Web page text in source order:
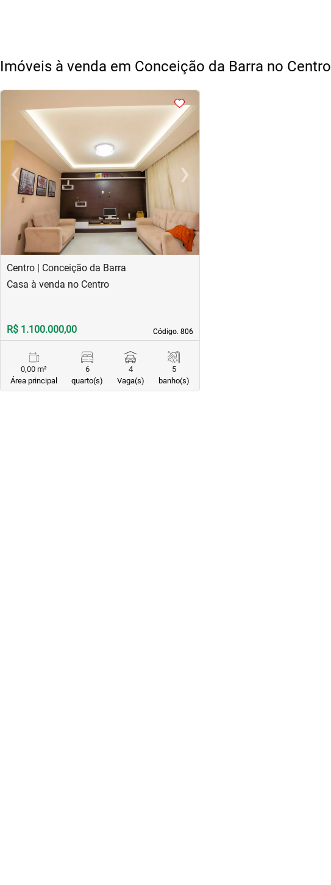
Imóveis à venda em Conceição da Barra no Centro
<
‹Previous ›Next
Centro | Conceição da Barra
Código. 806
Código. 806
Casa à venda no Centro
R$ 1.100.000,00
0,00 m²
Área principal
6
quarto(s)
4
Vaga(s)
5
banho(s)